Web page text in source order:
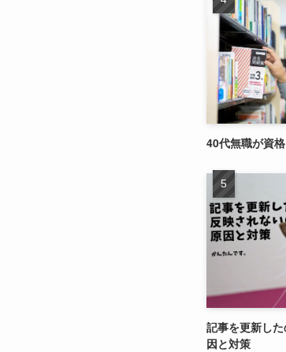
40代無職が資
記事を更新し
因と対策